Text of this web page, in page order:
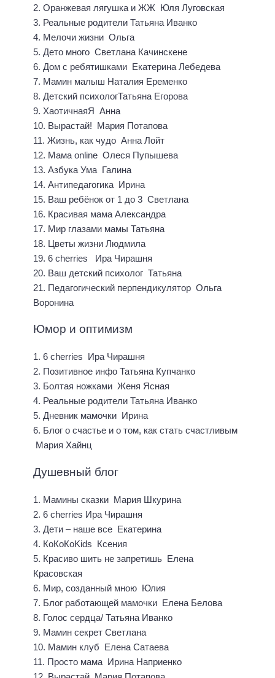
2. Оранжевая лягушка и ЖЖ Юля Луговская
3. Реальные родители Татьяна Иванко
4. Мелочи жизни Ольга
5. Дето много Светлана Качинскене
6. Дом с ребятишками Екатерина Лебедева
7. Мамин малыш Наталия Еременко
8. Детский психологТатьяна Егорова
9. ХаотичнаяЯ Анна
10. Вырастай! Мария Потапова
11. Жизнь, как чудо Анна Лойт
12. Мама online Олеся Пупышева
13. Азбука Ума Галина
14. Антипедагогика Ирина
15. Ваш ребёнок от 1 до 3 Светлана
16. Красивая мама Александра
17. Мир глазами мамы Татьяна
18. Цветы жизни Людмила
19. 6 cherries Ира Чирашня
20. Ваш детский психолог Татьяна
21. Педагогический перпендикулятор Ольга
Воронина
Юмор и оптимизм
1. 6 cherries Ира Чирашня
2. Позитивное инфо Татьяна Купчанко
3. Болтая ножками Женя Ясная
4. Реальные родители Татьяна Иванко
5. Дневник мамочки Ирина
6. Блог о счастье и о том, как стать счастливым
Мария Хайнц
Душевный блог
1. Мамины сказки Мария Шкурина
2. 6 cherries Ира Чирашня
3. Дети – наше все Екатерина
4. КоКоКоKids Ксения
5. Красиво шить не запретишь Елена
Красовская
6. Мир, созданный мною Юлия
7. Блог работающей мамочки Елена Белова
8. Голос сердца/ Татьяна Иванко
9. Мамин секрет Светлана
10. Мамин клуб Елена Сатаева
11. Просто мама Ирина Наприенко